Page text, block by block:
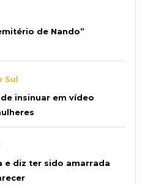
de Nando”
Sul
insinuar em vídeo
e diz ter sido amarrada